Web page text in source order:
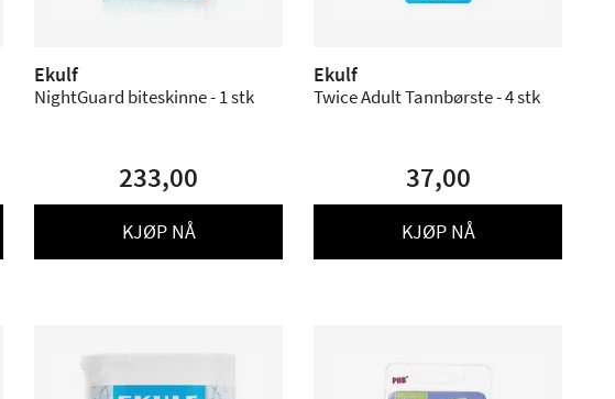
Ekulf
NightGuard biteskinne - 1 stk
233,00
KJØP NÅ
Ekulf
Twice Adult Tannbørste - 4 stk
37,00
KJØP NÅ